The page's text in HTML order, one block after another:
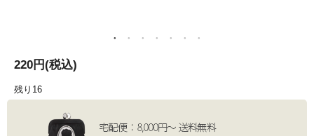
220円(税込)
残り16